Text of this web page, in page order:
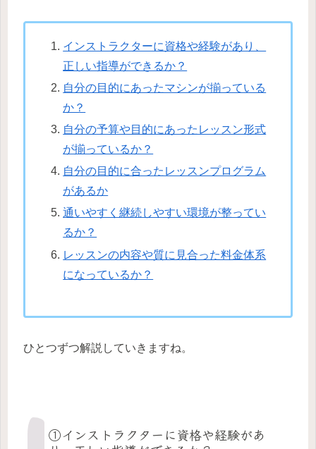
インストラクターに資格や経験があり、
正しい指導ができるか？
自分の目的にあったマシンが揃っている
か？
自分の予算や目的にあったレッスン形式
が揃っているか？
自分の目的に合ったレッスンプログラム
があるか
通いやすく継続しやすい環境が整ってい
るか？
レッスンの内容や質に見合った料金体系
になっているか？
ひとつずつ解説していきますね。
①インストラクターに資格や経験があ